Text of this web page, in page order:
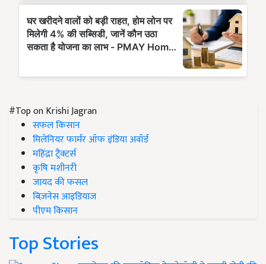
#Top on Krishi Jagran
सफल किसान
मिलेनियर फार्मर ऑफ इंडिया अवॉर्ड
महिंद्रा ट्रैक्टर्स
कृषि मशीनरी
जायद की फसल
बिज़नेस आइडियाज
पीएम किसान
Top Stories